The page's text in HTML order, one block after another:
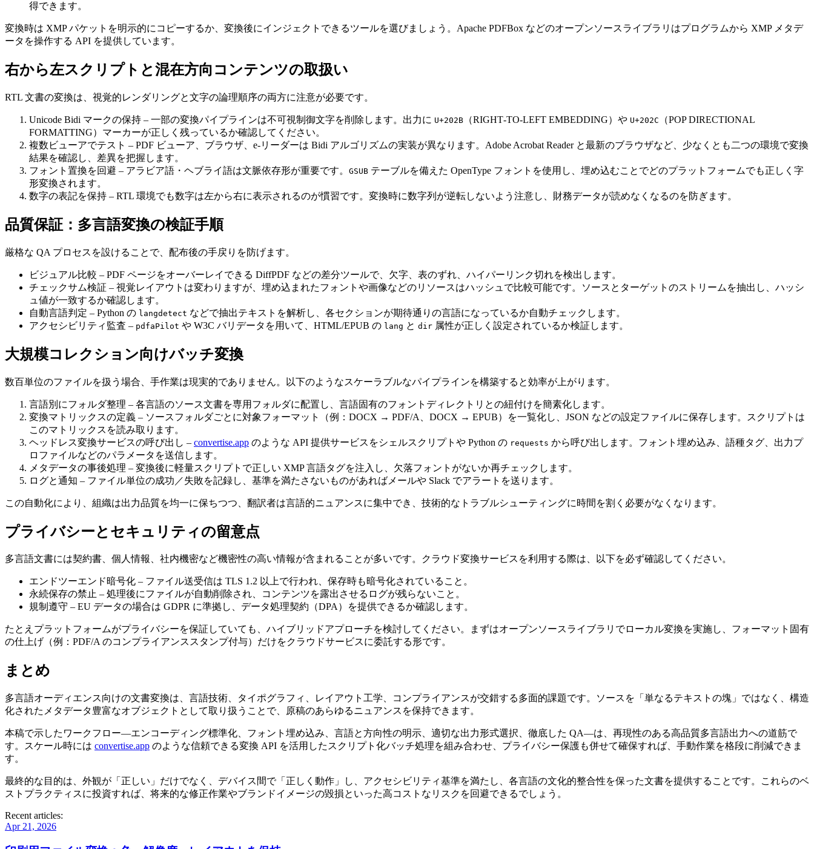
得できます。
変換時は XMP パケットを明示的にコピーするか、変換後にインジェクトできるツールを選びましょう。Apache PDFBox などのオープンソースライブラリはプログラムから XMP メタデ
ータを操作する API を提供しています。
右から左スクリプトと混在方向コンテンツの取扱い
RTL 文書の変換は、視覚的レンダリングと文字の論理順序の両方に注意が必要です。
Unicode Bidi マークの保持 – 一部の変換パイプラインは不可視制御文字を削除します。出力に U+202B （RIGHT‑TO‑LEFT EMBEDDING）や U+202C
（POP DIRECTIONAL
FORMATTING）マーカーが正しく残っているか確認してください。
複数ビューアでテスト – PDF ビューア、ブラウザ、e‑リーダーは Bidi アルゴリズムの実装が異なります。Adobe Acrobat Reader と最新のブラウザなど、少なくとも二つの環境で変換
結果を確認し、差異を把握します。
フォント置換を回避 – アラビア語・ヘブライ語は文脈依存形が重要です。 GSUB テーブルを備えた OpenType フォントを使用し、埋め込むことでどのプラットフォームでも正しく字
形変換されます。
数字の表記を保持 – RTL 環境でも数字は左から右に表示されるのが慣習です。変換時に数字列が逆転しないよう注意し、財務データが読めなくなるのを防ぎます。
品質保証：多言語変換の検証手順
厳格な QA プロセスを設けることで、配布後の手戻りを防げます。
ビジュアル比較 – PDF ページをオーバーレイできる DiffPDF などの差分ツールで、欠字、表のずれ、ハイパーリンク切れを検出します。
チェックサム検証 – 視覚レイアウトは変わりますが、埋め込まれたフォントや画像などのリソースはハッシュで比較可能です。ソースとターゲットのストリームを抽出し、ハッシ
ュ値が一致するか確認します。
自動言語判定 – Python の langdetect などで抽出テキストを解析し、各セクションが期待通りの言語になっているか自動チェックします。
アクセシビリティ監査 – pdfaPilot や W3C バリデータを用いて、HTML/EPUB の lang と dir 属性が正しく設定されているか検証します。
大規模コレクション向けバッチ変換
数百単位のファイルを扱う場合、手作業は現実的でありません。以下のようなスケーラブルなパイプラインを構築すると効率が上がります。
言語別にフォルダ整理 – 各言語のソース文書を専用フォルダに配置し、言語固有のフォントディレクトリとの紐付けを簡素化します。
変換マトリックスの定義 – ソースフォルダごとに対象フォーマット（例：DOCX → PDF/A、DOCX → EPUB）を一覧化し、JSON などの設定ファイルに保存します。スクリプトは
このマトリックスを読み取ります。
ヘッドレス変換サービスの呼び出し – convertise.app のような API 提供サービスをシェルスクリプトや Python の requests から呼び出します。フォント埋め込み、語種タグ、出力プ
ロファイルなどのパラメータを送信します。
メタデータの事後処理 – 変換後に軽量スクリプトで正しい XMP 言語タグを注入し、欠落フォントがないか再チェックします。
ログと通知 – ファイル単位の成功／失敗を記録し、基準を満たさないものがあればメールや Slack でアラートを送ります。
この自動化により、組織は出力品質を均一に保ちつつ、翻訳者は言語的ニュアンスに集中でき、技術的なトラブルシューティングに時間を割く必要がなくなります。
プライバシーとセキュリティの留意点
多言語文書には契約書、個人情報、社内機密など機密性の高い情報が含まれることが多いです。クラウド変換サービスを利用する際は、以下を必ず確認してください。
エンドツーエンド暗号化 – ファイル送受信は TLS 1.2 以上で行われ、保存時も暗号化されていること。
永続保存の禁止 – 処理後にファイルが自動削除され、コンテンツを露出させるログが残らないこと。
規制遵守 – EU データの場合は GDPR に準拠し、データ処理契約（DPA）を提供できるか確認します。
たとえプラットフォームがプライバシーを保証していても、ハイブリッドアプローチを検討してください。まずはオープンソースライブラリでローカル変換を実施し、フォーマット固有
の仕上げ（例：PDF/A のコンプライアンススタンプ付与）だけをクラウドサービスに委託する形です。
まとめ
多言語オーディエンス向けの文書変換は、言語技術、タイポグラフィ、レイアウト工学、コンプライアンスが交錯する多面的課題です。ソースを「単なるテキストの塊」ではなく、構造
化されたメタデータ豊富なオブジェクトとして取り扱うことで、原稿のあらゆるニュアンスを保持できます。
本稿で示したワークフロー―エンコーディング標準化、フォント埋め込み、言語と方向性の明示、適切な出力形式選択、徹底した QA—は、再現性のある高品質多言語出力への道筋で
す。スケール時には convertise.app のような信頼できる変換 API を活用したスクリプト化バッチ処理を組み合わせ、プライバシー保護も併せて確保すれば、手動作業を格段に削減できま
す。
最終的な目的は、外観が「正しい」だけでなく、デバイス間で「正しく動作」し、アクセシビリティ基準を満たし、各言語の文化的整合性を保った文書を提供することです。これらのベ
ストプラクティスに投資すれば、将来的な修正作業やブランドイメージの毀損といった高コストなリスクを回避できるでしょう。
Recent articles:
Apr 21, 2026